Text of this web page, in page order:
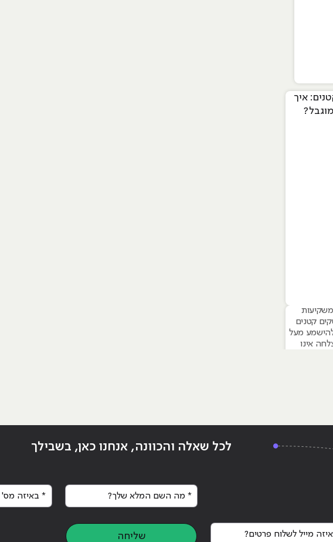
איך
משקיעות
קטנים
להישמע מעל
אינו
לשלב
קטנים
ב-180 מעלות את הרגלי הצריכה שלנו"
לכל שאלה והכוונה, אנחנו כאן, בשבילך
* מה השם המלא שלך? * באיזה מס'
מייל לשלוח פרטים?
שליחה